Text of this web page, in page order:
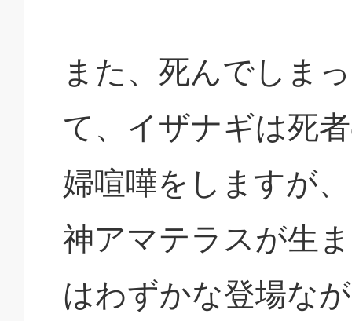
また、死んでしま
て、イザナギは死
婦喧嘩をしますが
神アマテラスが生
はわずかな登場な